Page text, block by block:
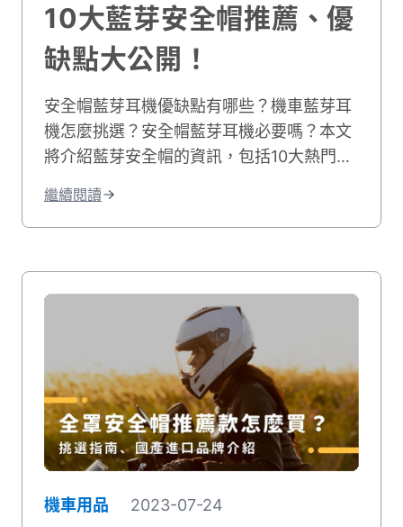
10大藍芽安全帽推薦、優
缺點大公開！
安全帽藍芽耳機優缺點有哪些？機車藍芽耳
機怎麼挑選？安全帽藍芽耳機必要嗎？本文
將介紹藍芽安全帽的資訊，包括10大熱門安
新手必看的購買要點，想找安全帽藍芽耳機
就看這篇！
繼續閱讀
機車用品 2023-07-24